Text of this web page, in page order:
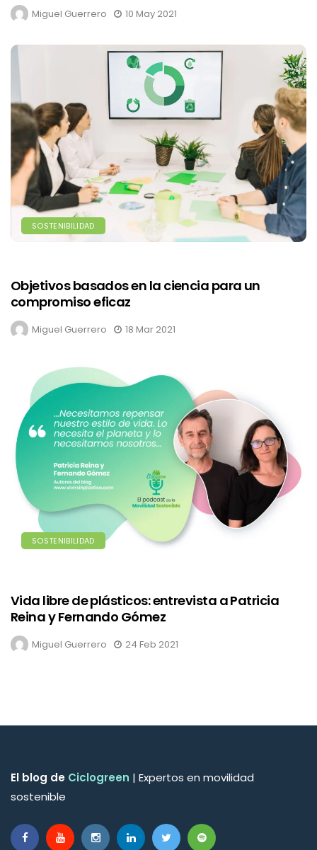
Miguel Guerrero 10 May 2021
SOSTENIBILIDAD
Objetivos basados en la ciencia para un
compromiso eficaz
Miguel Guerrero 18 Mar 2021
SOSTENIBILIDAD
Vida libre de plásticos: entrevista a Patricia
Reina y Fernando Gómez
Miguel Guerrero 24 Feb 2021
El blog de Ciclogreen | Expertos en movilidad
sostenible